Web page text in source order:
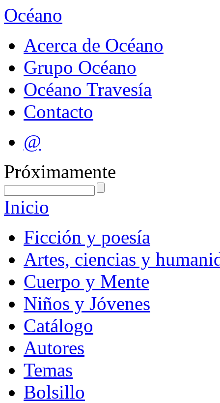
Océano
Acerca de Océano
Grupo Océano
Océano Travesía
Contacto
@
Próximamente
Inicio
Ficción y poesía
Artes, ciencias y
Cuerpo y Mente
Niños y Jóvenes
Catálogo
Autores
Temas
Bolsillo